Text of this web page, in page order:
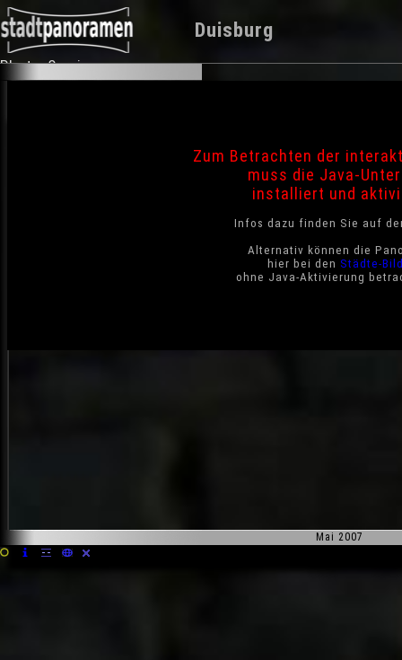
Duisburg
Photo-Service
Zum Betrachten der
muss die Java-
installiert und
Infos dazu finden Sie auf
Alternativ können die
hier bei den Städte-
ohne Java-Aktivierung
Mai 2007